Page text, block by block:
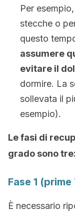
Per
stecche o
questo
assumere
evitare il
dormire. La
sollevata il
esempio).
Le fasi di
grado sono tre:
Fase 1
È necessario